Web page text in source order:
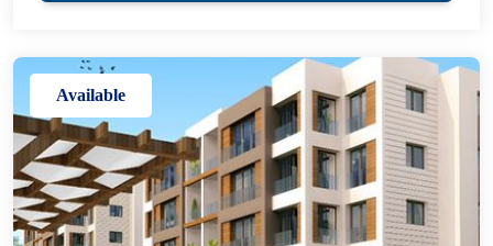
Available